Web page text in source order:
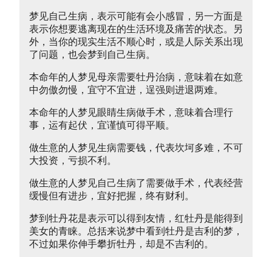
梦见自己生病，表示可能有会小感冒，另一方面是
表示你想要逃离现在的生活环境及痛苦的状态。另
外，当你的现实生活不顺心时，或是人际关系出现
了问题，也会梦到自己生病。
本命年的人梦见母亲需要牡丹治病，意味着在如意
中勿傲勿慢，宜守不宜进，逞强则进退两难。
本命年的人梦见眼睛生病做手术，意味着合理行
事，运有起伏，宜谨慎可得平顺。
做生意的人梦见生病需要钱，代表坎坷多难，不可
大投资，亏损不利。
做生意的人梦见自己生病了需要做手术，代表经营
缓慢但有进步，宜好把握，终有财利。
梦到牡丹花是表示可以得到友情，红牡丹是能得到
美女的青睐。总括来说梦中看到牡丹是吉利的梦，
不过如果你伸手攀折牡丹，却是不吉利的。